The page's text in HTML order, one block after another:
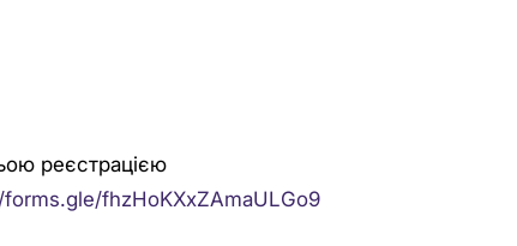
реєстрацією
fhzHoKXxZAmaULGo9